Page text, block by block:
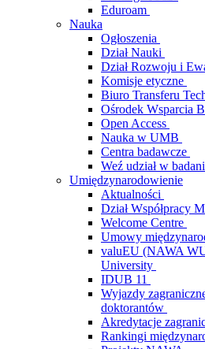
Eduroam
Nauka
Ogłoszenia
Dział Nauki
Dział Rozwoju i
Komisje etyczne
Biuro Transferu
Ośrodek Wsparcia
Open Access
Nauka w UMB
Centra badawcze
Weź udział w
Umiędzynarodowienie
Aktualności
Dział Współpracy
Welcome Centre
Umowy
valuEU (NAWA
University
IDUB 11
Wyjazdy
doktorantów
Akredytacje
Rankingi